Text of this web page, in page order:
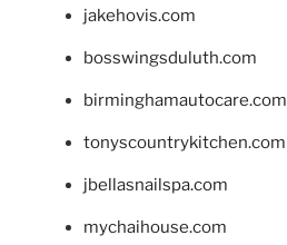
jakehovis.com
bosswingsduluth.com
birminghamautocare.com
tonyscountrykitchen.com
jbellasnailspa.com
mychaihouse.com